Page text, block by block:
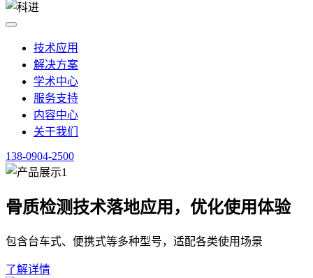
技术应用
解决方案
学术中心
服务支持
内容中心
关于我们
138-0904-2500
骨质检测技术落地应用，优化使用体验
包含台车式、便携式等多种型号，适配各类使用场景
了解详情